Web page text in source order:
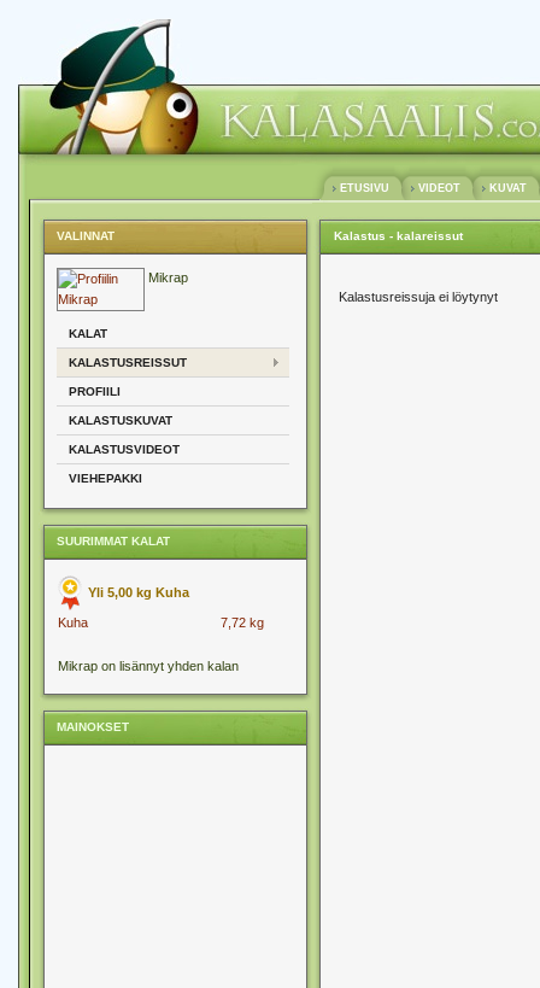
ETUSIVU VIDEOT KUVAT
VALINNAT
Mikrap
KALAT
KALASTUSREISSUT
PROFIILI
KALASTUSKUVAT
KALASTUSVIDEOT
VIEHEPAKKI
SUURIMMAT KALAT
Yli 5,00 kg Kuha
Kuha 7,72 kg
Mikrap on lisännyt yhden kalan
MAINOKSET
Kalastus - kalareissut
Kalastusreissuja ei löytynyt